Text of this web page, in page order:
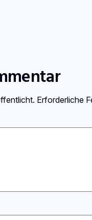
Erforderliche